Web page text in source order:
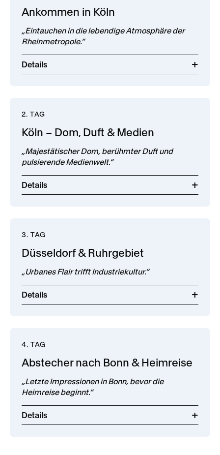
Ankommen in Köln
„Eintauchen in die lebendige Atmosphäre der
Rheinmetropole.“
Details
2. TAG
Köln – Dom, Duft & Medien
„Majestätischer Dom, berühmter Duft und
pulsierende Medienwelt.“
Details
3. TAG
Düsseldorf & Ruhrgebiet
„Urbanes Flair trifft Industriekultur.“
Details
4. TAG
Abstecher nach Bonn & Heimreise
„Letzte Impressionen in Bonn, bevor die
Heimreise beginnt.“
Details